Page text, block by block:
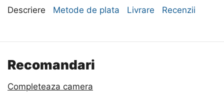
Descriere Metode de plata Livrare Recenzii
Recomandari
Completeaza camera